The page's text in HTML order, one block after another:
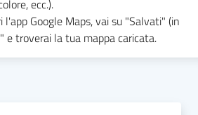
ecc.).
l'app Google Maps, vai su "Salvati" (in
e troverai la tua mappa caricata.